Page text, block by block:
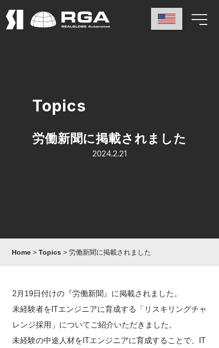
Topics
労働新聞に掲載されました
2024.2.21
Home Topics 労働新聞に掲載されました
2月19日付けの『労働新聞』に掲載されました。
未経験者をITエンジニアに育成する「リスキリングチャ
レンジ採用」についてご紹介いただきました。
未経験の中途人材をITエンジニアに育成することで、IT